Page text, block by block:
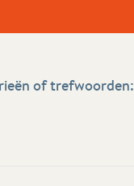
of trefwoorden: